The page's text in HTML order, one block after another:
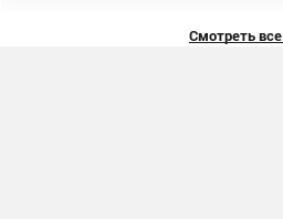
Смотреть все